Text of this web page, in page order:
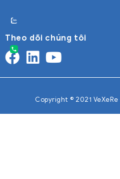
Theo dõi chúng tôi
Copyright © 2021